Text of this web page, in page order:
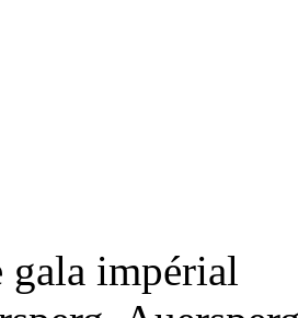
gala impérial